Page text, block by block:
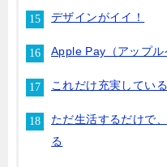
デザインがイイ！
Apple Pay（アップル
これだけ充実してい
ただ生活するだけで
る